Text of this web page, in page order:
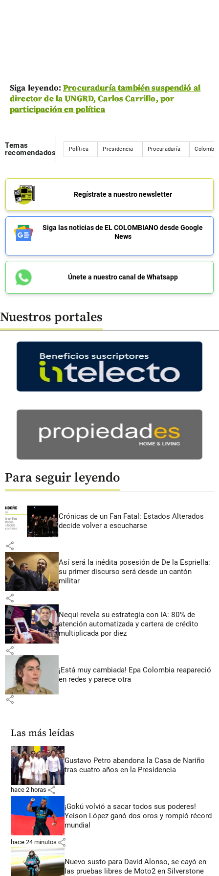
Siga leyendo:Procuraduría también suspendió al
director de la UNGRD, Carlos Carrillo, por
participación en política
Temas
recomendados
Política Presidencia Procuraduría Colombia
Regístrate a nuestro newsletter
Siga las noticias de EL COLOMBIANO desde Google
News
Únete a nuestro canal de Whatsapp
Nuestros portales
Para seguir leyendo
Crónicas de un Fan Fatal: Estados Alterados
decide volver a escucharse
share
Así será la inédita posesión de De la Espriella:
su primer discurso será desde un cantón
militar
share
Nequi revela su estrategia con IA: 80% de
atención automatizada y cartera de crédito
multiplicada por diez
share
¡Está muy cambiada! Epa Colombia reapareció
en redes y parece otra
share
Las más leídas
Gustavo Petro abandona la Casa de Nariño
tras cuatro años en la Presidencia
hace 2 horas share
¡Gokú volvió a sacar todos sus poderes!
Yeison López ganó dos oros y rompió récord
mundial
hace 24 minutos share
Nuevo susto para David Alonso, se cayó en
las pruebas libres de Moto2 en Silverstone